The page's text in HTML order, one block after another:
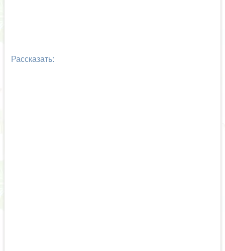
Рассказать: